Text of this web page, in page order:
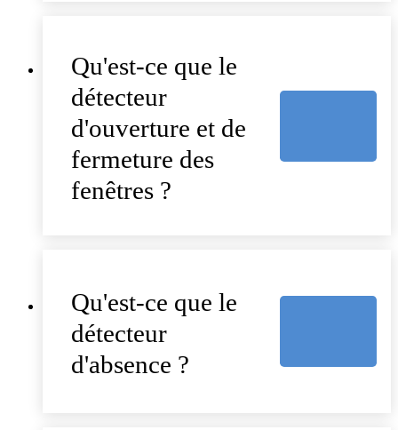
Qu'est-ce que le
détecteur
d'ouverture et de
fermeture des
fenêtres ?
Qu'est-ce que le
détecteur
d'absence ?